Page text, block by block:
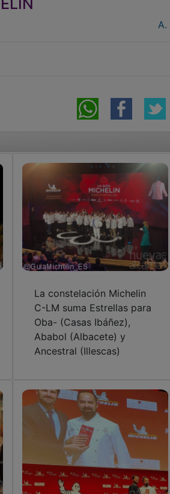
La constelación Michelin
C-LM suma Estrellas para
Oba- (Casas Ibáñez),
Ababol (Albacete) y
Ancestral (Illescas)
El Molino de Alcuneza es
distinguido con una